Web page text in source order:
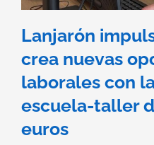
Lanjarón
crea nuevas
laborales con
escuela-taller
euros